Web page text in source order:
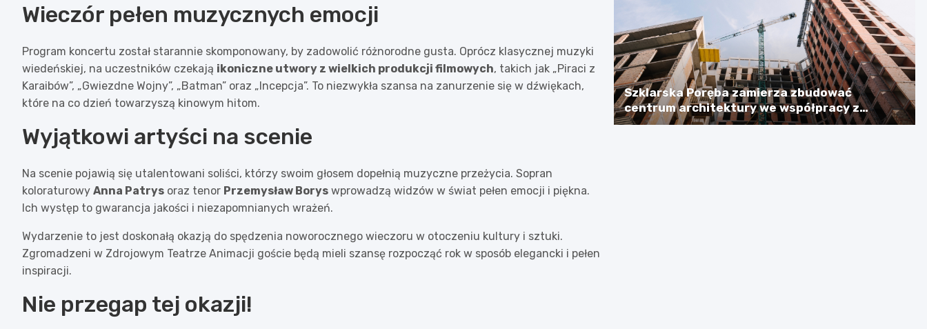
Wieczór pełen muzycznych emocji
Program koncertu został starannie skomponowany, by zadowolić różnorodne gusta. Oprócz klasycznej muzyki
wiedeńskiej, na uczestników czekają ikoniczne utwory z wielkich produkcji filmowych, takich jak „Piraci z
Karaibów”, „Gwiezdne Wojny”, „Batman” oraz „Incepcja”. To niezwykła szansa na zanurzenie się w dźwiękach,
które na co dzień towarzyszą kinowym hitom.
Wyjątkowi artyści na scenie
Na scenie pojawią się utalentowani soliści, którzy swoim głosem dopełnią muzyczne przeżycia. Sopran
koloraturowy Anna Patrys oraz tenor Przemysław Borys wprowadzą widzów w świat pełen emocji i piękna.
Ich występ to gwarancja jakości i niezapomnianych wrażeń.
Wydarzenie to jest doskonałą okazją do spędzenia noworocznego wieczoru w otoczeniu kultury i sztuki.
Zgromadzeni w Zdrojowym Teatrze Animacji goście będą mieli szansę rozpocząć rok w sposób elegancki i pełen
inspiracji.
Nie przegap tej okazji!
Szklarska Poręba zamierza zbudować
centrum architektury we współpracy z
Niemcami, licząc na dotację w wysokości